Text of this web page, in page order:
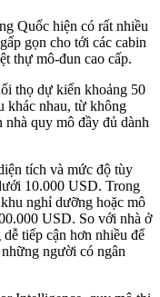
Quốc hiện có rất nhiều
gọn cho tới các cabin
thự mô-đun cao cấp.
thọ dự kiến khoảng 50
khác nhau, từ không
nhà quy mô đầy đủ dành
tích và mức độ tùy
10.000 USD. Trong
nghỉ dưỡng hoặc mô
USD. So với nhà ở
tiếp cận hơn nhiều để
người có ngân